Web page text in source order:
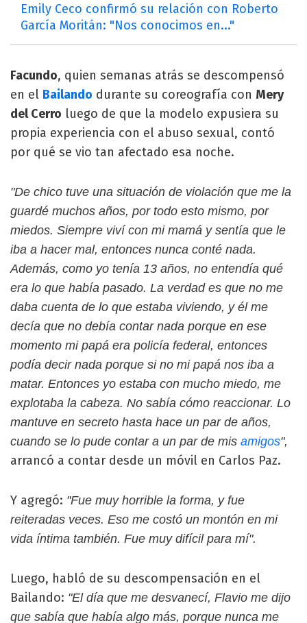
Emily Ceco confirmó su relación con Roberto
García Moritán: "Nos conocimos en..."
Facundo, quien semanas atrás se descompensó
en el Bailando durante su coreografía con Mery
del Cerro luego de que la modelo expusiera su
propia experiencia con el abuso sexual, contó
por qué se vio tan afectado esa noche.
"De chico tuve una situación de violación que me la
guardé muchos años, por todo esto mismo, por
miedos. Siempre viví con mi mamá y sentía que le
iba a hacer mal, entonces nunca conté nada.
Además, como yo tenía 13 años, no entendía qué
era lo que había pasado. La verdad es que no me
daba cuenta de lo que estaba viviendo, y él me
decía que no debía contar nada porque en ese
momento mi papá era policía federal, entonces
podía decir nada porque si no mi papá nos iba a
matar. Entonces yo estaba con mucho miedo, me
explotaba la cabeza. No sabía cómo reaccionar. Lo
mantuve en secreto hasta hace un par de años,
cuando se lo pude contar a un par de mis amigos",
arrancó a contar desde un móvil en Carlos Paz.
Y agregó: "Fue muy horrible la forma, y fue
reiteradas veces. Eso me costó un montón en mi
vida íntima también. Fue muy difícil para mí".
Luego, habló de su descompensación en el
Bailando: "El día que me desvanecí, Flavio me dijo
que sabía que había algo más, porque nunca me